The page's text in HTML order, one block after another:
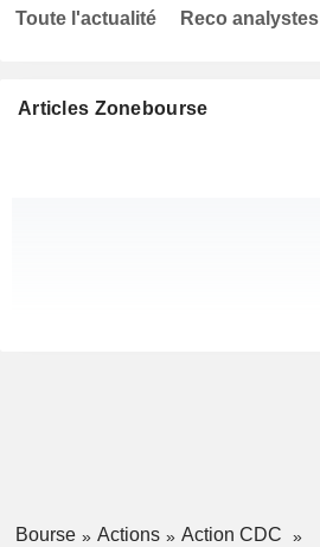
Articles Zonebourse
Toute l'actualité Reco analystes
Bourse Actions
Action CDC